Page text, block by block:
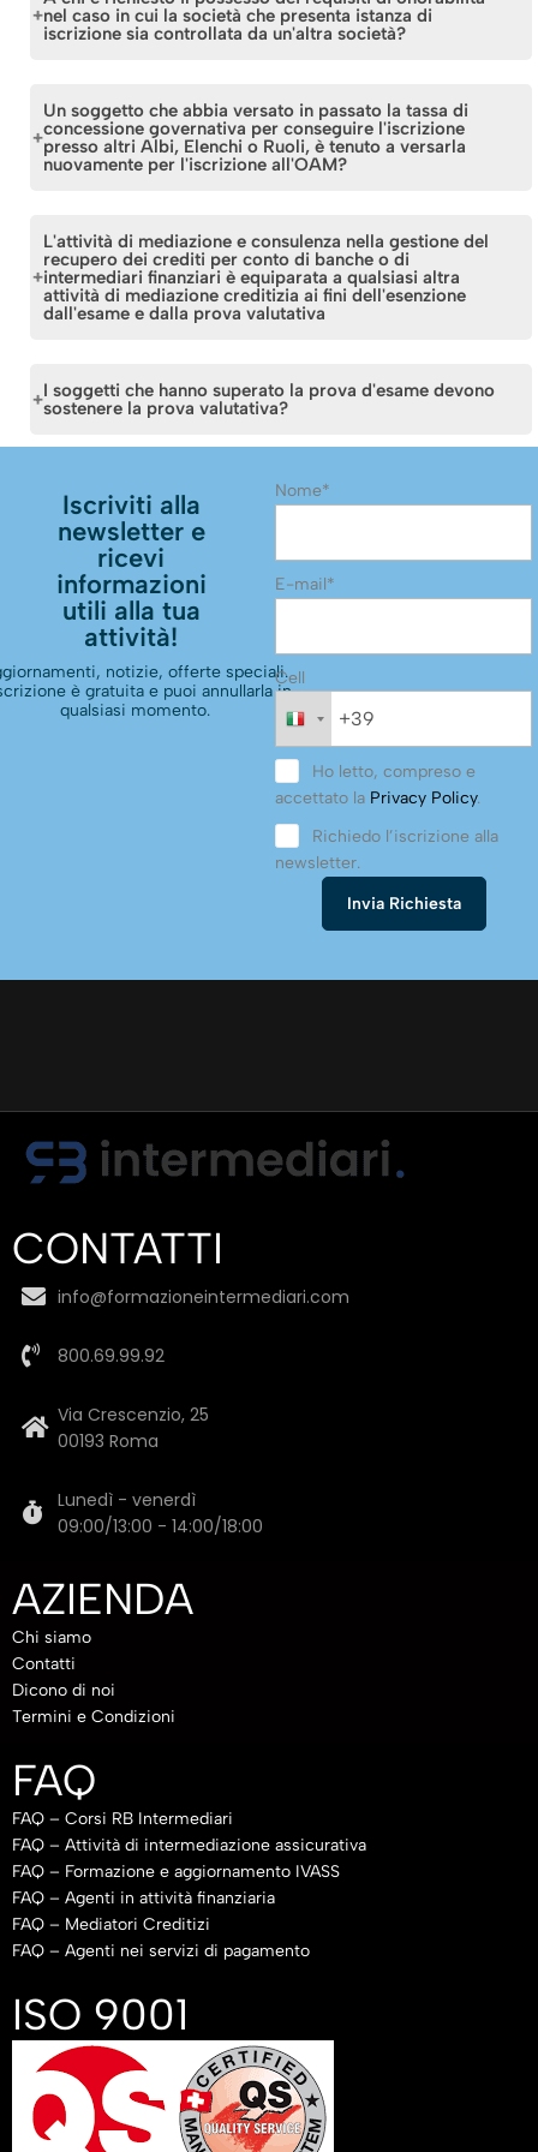
puntuale illustrazione delle cautele adottate per garantire la
comunicazione?” group=”group-1″]
iscritto con la dicitura “non operativo”.
nel caso in cui la società che presenta istanza di
iscrizione sia controllata da un'altra società?
Il possesso dei requisiti di onorabilità è richiesto a tutti
coloro che svolgono funzioni di amministrazione, direzione
e controllo nella società che si iscrive e nella società
Un soggetto che abbia versato in passato la tassa di
concessione governativa per conseguire l'iscrizione
presso altri Albi, Elenchi o Ruoli, è tenuto a versarla
nuovamente per l'iscrizione all'OAM?
Si, poiché il DPR 26/10/1972 n.641 prevede che i soggetti
che ottengono l’iscrizione presso Albi, Elenchi o Ruoli
debbano versare all’Erario una tassa di concessione
governativa una tantum pari ad € 168,00.
L'attività di mediazione e consulenza nella gestione del
recupero dei crediti per conto di banche o di
intermediari finanziari è equiparata a qualsiasi altra
attività di mediazione creditizia ai fini dell'esenzione
dall'esame e dalla prova valutativa
L’attività di mediazione e consulenza nella gestione del
recupero dei crediti (svolta ai sensi dell’art. 17 della “Legge
dall’esame e dalla prova valutativa. L’esenzione è
ovviamente condizionata all’effettiva iscrizione nell’albo
dei mediatori creditizi per almeno tre anni nel
quinquiennio precedente la richiesta di iscrizione ed al
raggiungimento delle soglie di reddito/fatturato previste
dall’OAM.
I soggetti che hanno superato la prova d'esame devono
sostenere la prova valutativa?
esonerati dalla prova valutativa.
Iscriviti alla
newsletter e
ricevi
informazioni
utili alla tua
attività!
notizie, offerte speciali.
è gratuita e puoi annullarla in
qualsiasi momento.
Nome*
E-mail*
Cell
Ho letto, compreso e
accettato la Privacy Policy.
Richiedo l’iscrizione alla
newsletter.
CONTATTI
info@formazioneintermediari.com
800.69.99.92
Via Crescenzio, 25
00193 Roma
Lunedì - venerdì
09:00/13:00 - 14:00/18:00
AZIENDA
Chi siamo
Contatti
Dicono di noi
Termini e Condizioni
FAQ
FAQ – Corsi RB Intermediari
FAQ – Attività di intermediazione assicurativa
FAQ – Formazione e aggiornamento IVASS
FAQ – Agenti in attività finanziaria
FAQ – Mediatori Creditizi
FAQ – Agenti nei servizi di pagamento
ISO 9001